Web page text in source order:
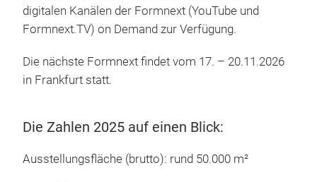
digitalen Kanälen der Formnext (YouTube und
Formnext.TV) on Demand zur Verfügung.
Die nächste Formnext findet vom 17. – 20.11.2026
in Frankfurt statt.
Die Zahlen 2025 auf einen Blick:
Ausstellungsfläche (brutto): rund 50.000 m²